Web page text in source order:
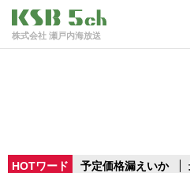
株式会社 瀬戸内海放送
HOTワード 予定価格漏えいか